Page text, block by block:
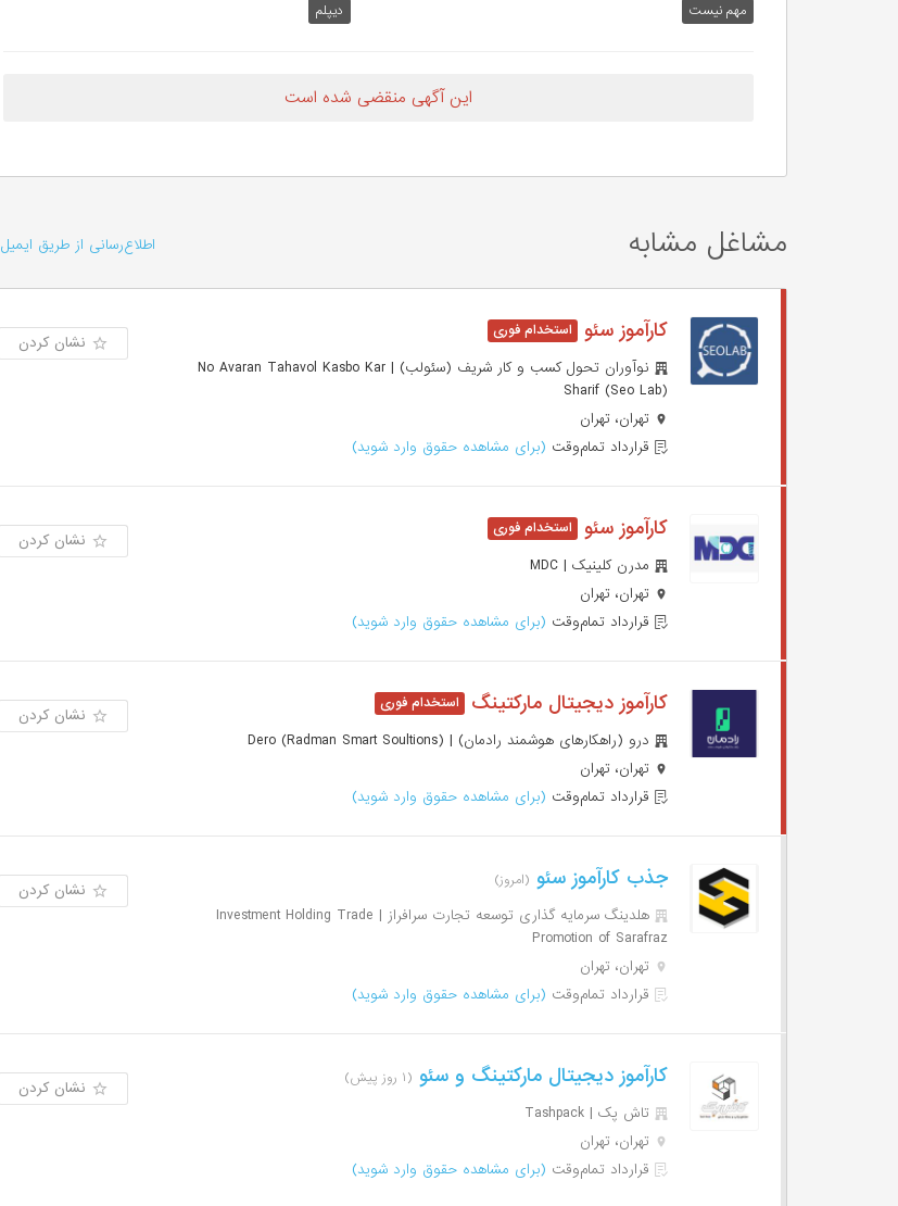
مهم‌ نیست دیپلم
این آگهی منقضی شده است
مشاغل مشابه اطلاع‌رسانی از طریق ایمیل
کارآموز سئو
نوآوران تحول کسب و کار شریف (سئولب) | No Avaran Tahavol Kasbo Kar
Sharif (Seo Lab)
تهران، تهران
قرارداد تمام‌وقت (برای مشاهده حقوق وارد شوید)
نشان کردن
کارآموز سئو
مدرن کلینیک | MDC
تهران، تهران
قرارداد تمام‌وقت (برای مشاهده حقوق وارد شوید)
نشان کردن
کارآموز دیجیتال مارکتینگ
درو (راهکارهای هوشمند رادمان) | Dero (Radman Smart Soultions)
تهران، تهران
قرارداد تمام‌وقت (برای مشاهده حقوق وارد شوید)
نشان کردن
جذب کارآموز سئو (امروز)
هلدینگ سرمایه گذاری توسعه تجارت سرافراز | Investment Holding Trade
Promotion of Sarafraz
تهران، تهران
قرارداد تمام‌وقت (برای مشاهده حقوق وارد شوید)
نشان کردن
کارآموز دیجیتال مارکتینگ و سئو (۱ روز پیش)
تاش پک | Tashpack
تهران، تهران
قرارداد تمام‌وقت (برای مشاهده حقوق وارد شوید)
نشان کردن